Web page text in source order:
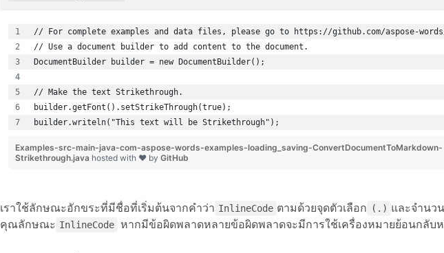
// For complete examples and data files, please go to https://github.com/aspose-words/
// Use a document builder to add content to the document.
DocumentBuilder builder = new DocumentBuilder();
// Make the text Strikethrough.
builder.getFont().setStrikeThrough(true);
builder.writeln("This text will be Strikethrough");
Examples-src-main-java-com-aspose-words-examples-loading_saving-ConvertDocumentToMarkdown-
Strikethrough.java hosted with ❤ by GitHub
เราใช้ลักษณะอักขระที่มีชื่อที่เริ่มต้นจากคำว่า InlineCode ตามด้วยจุดตัวเลือก (.) และจำนว
คุณลักษณะ InlineCode หากมีข้อผิดพลาดหลายข้อผิดพลาดจะมีการใช้เครื่องหมายย้อนกลับ